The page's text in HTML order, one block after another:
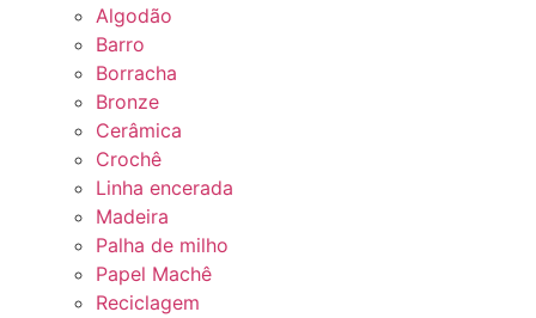
Algodão
Barro
Borracha
Bronze
Cerâmica
Crochê
Linha encerada
Madeira
Palha de milho
Papel Machê
Reciclagem